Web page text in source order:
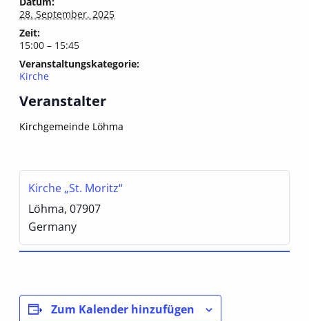
28. September. 2025
Zeit:
15:00 – 15:45
Veranstaltungskategorie:
Kirche
Veranstalter
Kirchgemeinde Löhma
Kirche „St. Moritz“
Löhma, 07907
Germany
Zum Kalender hinzufügen